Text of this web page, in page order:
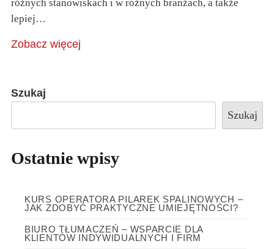
różnych stanowiskach i w różnych branżach, a także
lepiej…
Zobacz więcej
Szukaj
Szukaj
Ostatnie wpisy
KURS OPERATORA PILAREK SPALINOWYCH –
JAK ZDOBYĆ PRAKTYCZNE UMIEJĘTNOŚCI?
BIURO TŁUMACZEŃ – WSPARCIE DLA
KLIENTÓW INDYWIDUALNYCH I FIRM